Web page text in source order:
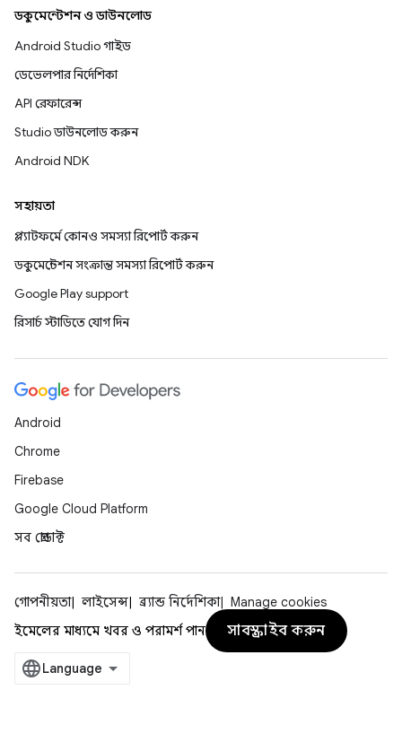
ডকুমেন্টেশন ও ডাউনলোড
Android Studio গাইড
ডেভেলপার নির্দেশিকা
API রেফারেন্স
Studio ডাউনলোড করুন
Android NDK
সহায়তা
প্ল্যাটফর্মে কোনও সমস্যা রিপোর্ট করুন
ডকুমেন্টেশন সংক্রান্ত সমস্যা রিপোর্ট করুন
Google Play support
রিসার্চ স্টাডিতে যোগ দিন
Android
Chrome
Firebase
Google Cloud Platform
সব প্রোডাক্ট
গোপনীয়তা লাইসেন্স ব্র্যান্ড নির্দেশিকা
Manage cookies
ইমেলের মাধ্যমে খবর ও পরামর্শ পান
সাবস্ক্রাইব করুন